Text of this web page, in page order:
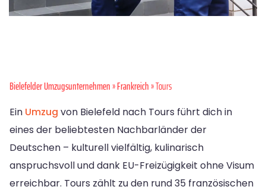
Bielefelder Umzugsunternehmen»Frankreich» Tours
Ein Umzug von Bielefeld nach Tours führt dich in
eines der beliebtesten Nachbarländer der
Deutschen – kulturell vielfältig, kulinarisch
anspruchsvoll und dank EU-Freizügigkeit ohne Visum
erreichbar. Tours zählt zu den rund 35 französischen